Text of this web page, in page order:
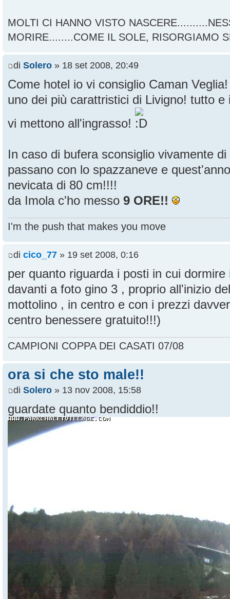
MOLTI CI HANNO VISTO
MORIRE........COME IL SOLE, RISORGIAMO
di Solero » 18 set 2008, 20:49
Come hotel io vi consiglio Caman
uno dei più carattristici di Livigno! tutto
vi mettono all'ingrasso!
In caso di bufera sconsiglio vivamente
passano con lo spazzaneve e
nevicata di 80 cm!!!!
da Imola c'ho messo 9 ORE!!
I'm the push that makes you move
di cico_77 » 19 set 2008, 0:16
per quanto riguarda i posti in cui
davanti a foto gino 3 , proprio all'inizio
mottolino , in centro e con i prezzi
centro benessere gratuito!!!)
CAMPIONI COPPA DEI CASATI 07/08
ora si che sto male!!
di Solero » 13 nov 2008, 15:58
guardate quanto bendiddio!!